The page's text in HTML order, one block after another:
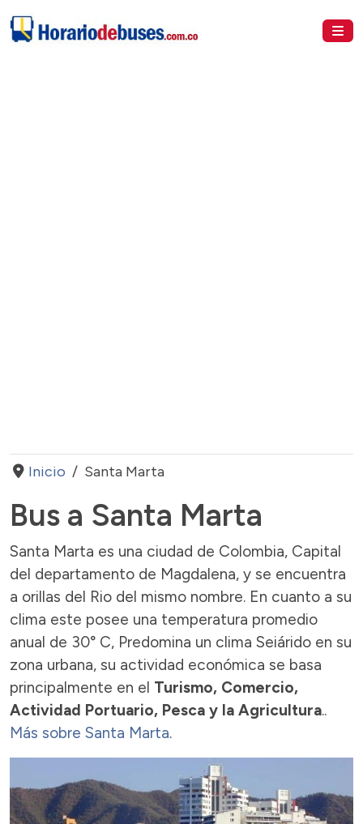
Inicio Santa Marta
Bus a Santa Marta
Santa Marta es una ciudad de Colombia, Capital
del departamento de Magdalena, y se encuentra
a orillas del Rio del mismo nombre. En cuanto a su
clima este posee una temperatura promedio
anual de 30° C, Predomina un clima Seiárido en su
zona urbana, su actividad económica se basa
principalmente en el Turismo, Comercio,
Actividad Portuario, Pesca y la Agricultura..
Más sobre Santa Marta.